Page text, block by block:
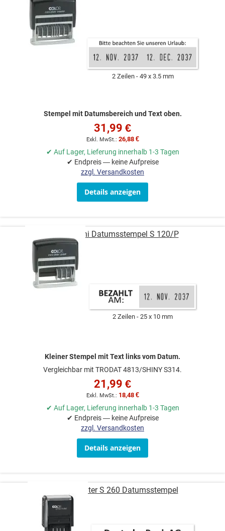
2 Zeilen 49 x 3.5 mm
Stempel mit Datumsbereich und Text oben.
31,99 €
26,88 €
✔ Auf Lager, Lieferung innerhalb 1-3 Tagen
✔ Endpreis — keine Aufpreise
zzgl. Versandkosten
Details anzeigen
COLOP Mini Datumsstempel S 120/P
2 Zeilen 25 x 10 mm
Kleiner Stempel mit Text links vom Datum.
Vergleichbar mit TRODAT 4813/SHINY S314.
21,99 €
18,48 €
✔ Auf Lager, Lieferung innerhalb 1-3 Tagen
✔ Endpreis — keine Aufpreise
zzgl. Versandkosten
Details anzeigen
COLOP Printer S 260 Datumsstempel